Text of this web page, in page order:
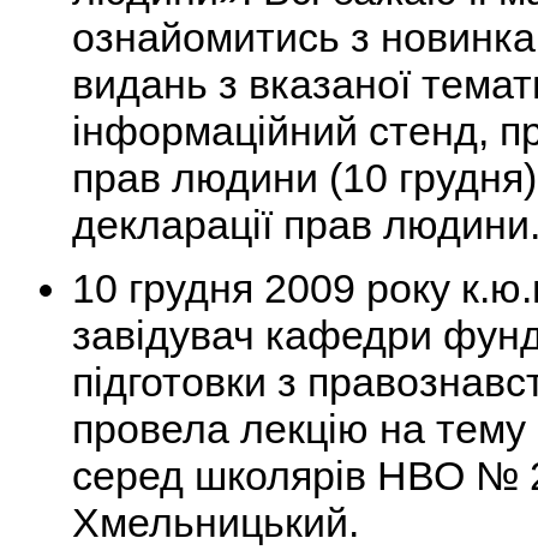
ознайомитись з
видань з вказаної
інформаційний стенд,
прав людини (10
декларації прав
10 грудня 2009 року
завідувач кафедри
підготовки з
провела лекцію на
серед школярів НВО №
Хмельницький.